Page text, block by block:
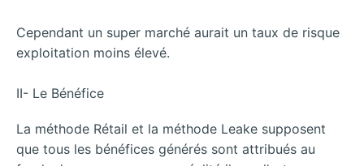
Cependant un super marché aurait un taux de risque
exploitation moins élevé.
II- Le Bénéfice
La méthode Rétail et la méthode Leake supposent
que tous les bénéfices générés sont attribués au